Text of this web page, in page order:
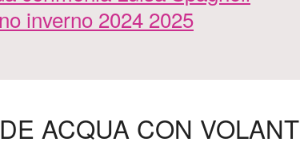
inverno 2024 2025
ACQUA CON VOLANT